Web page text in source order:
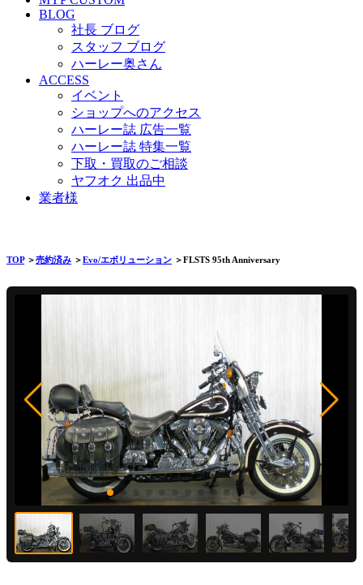
BLOG
社長 ブログ
スタッフ ブログ
ハーレー奥さん
ACCESS
イベント
ショップへのアクセス
ハーレー誌 広告一覧
ハーレー誌 特集一覧
下取・買取のご相談
ヤフオク 出品中
業者様
TOP＞売約済み ＞Evo/エボリューション ＞FLSTS 95th Anniversary